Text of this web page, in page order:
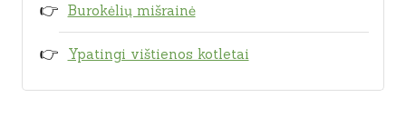
Burokėlių mišrainė
Ypatingi vištienos kotletai